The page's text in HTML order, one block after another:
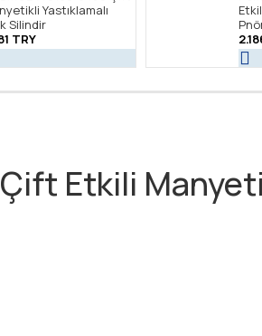
Yastıklamalı
Silindir
TRY
Etkili